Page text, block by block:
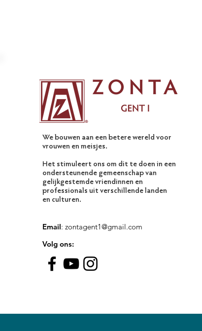
We bouwen aan een betere wereld voor
vrouwen en meisjes.
Het stimuleert ons om dit te doen in een
ondersteunende gemeenschap van
gelijkgestemde vriendinnen en
professionals uit verschillende landen
en culturen.
Email: zontagent1@gmail.com
Volg ons: